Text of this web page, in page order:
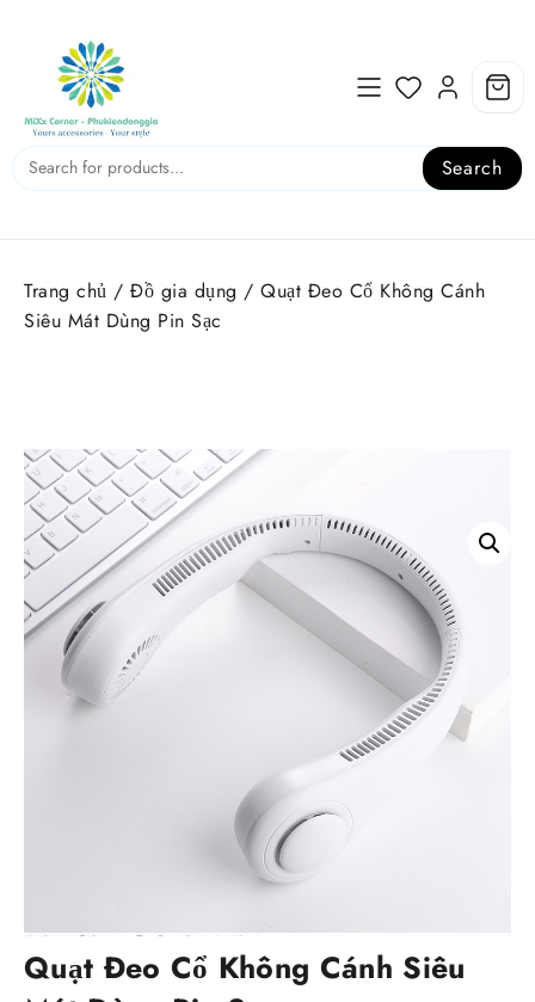
content
Search
Trang chủ / Đồ gia dụng / Quạt Đeo Cổ Không Cánh
Siêu Mát Dùng Pin Sạc
Quạt Đeo Cổ Không Cánh Siêu